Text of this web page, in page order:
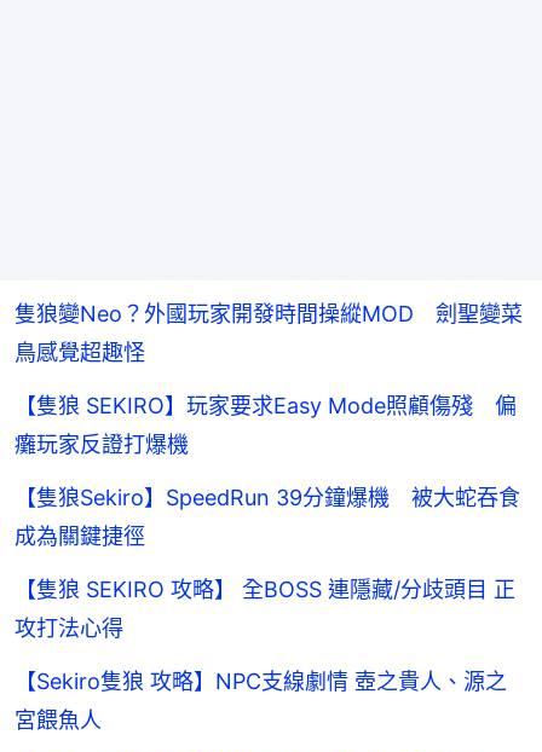
隻狼變Neo？外國玩家開發時間操縱MOD 劍聖變菜
鳥感覺超趣怪
【隻狼 SEKIRO】玩家要求Easy Mode照顧傷殘 偏
癱玩家反證打爆機
【隻狼Sekiro】SpeedRun 39分鐘爆機 被大蛇吞食
成為關鍵捷徑
【隻狼 SEKIRO 攻略】 全BOSS 連隱藏/分歧頭目 正
攻打法心得
【Sekiro隻狼 攻略】NPC支線劇情 壺之貴人、源之
宮餵魚人